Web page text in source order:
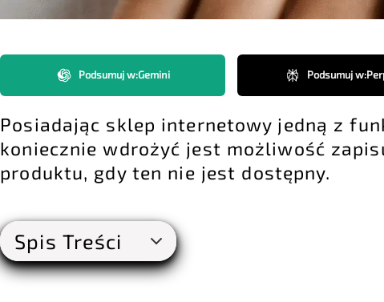
Podsumuj w:Gemini Podsumuj w:
Posiadając sklep internetowy jedną z
koniecznie wdrożyć jest możliwość
produktu, gdy ten nie jest dostępny.
Spis Treści